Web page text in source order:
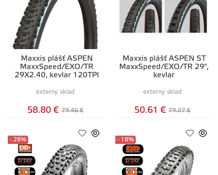
Maxxis plášť ASPEN
MaxxSpeed/EXO/TR
29X2.40, kevlar 120TPI
externý sklad
58.80 € 79.46 €
Maxxis plášť ASPEN ST
MaxxSpeed/EXO/TR 29",
kevlar
externý sklad
50.61 € 79.07 €
- 28% - 18%